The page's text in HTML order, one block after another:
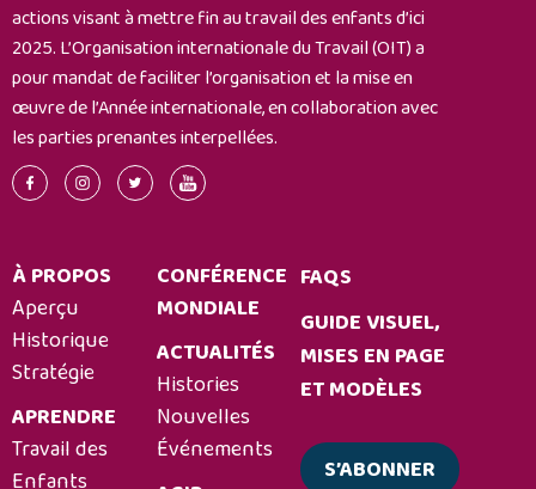
actions visant à mettre fin au travail des enfants d’ici
2025. L’Organisation internationale du Travail (OIT) a
pour mandat de faciliter l’organisation et la mise en
œuvre de l’Année internationale, en collaboration avec
les parties prenantes interpellées.
À PROPOS
Aperçu
Historique
Stratégie
APRENDRE
Travail des
Enfants
CONFÉRENCE
MONDIALE
ACTUALITÉS
Histories
Nouvelles
Événements
FAQS
GUIDE VISUEL,
MISES EN PAGE
ET MODÈLES
S’ABONNER